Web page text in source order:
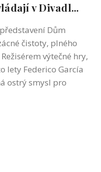
v Divadl...
Dům
čistoty, plného
výtečné hry,
lety Federico García
ostrý smysl pro